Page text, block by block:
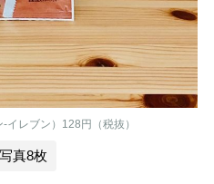
レブン）128円（税抜）
写真8枚